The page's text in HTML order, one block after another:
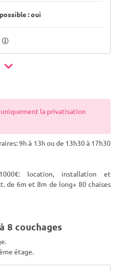
: oui
la privatisation
9h à 13h ou de 13h30 à 17h30
location, installation et
de 6m et 8m de long+ 80 chaises
8 couchages
étage.